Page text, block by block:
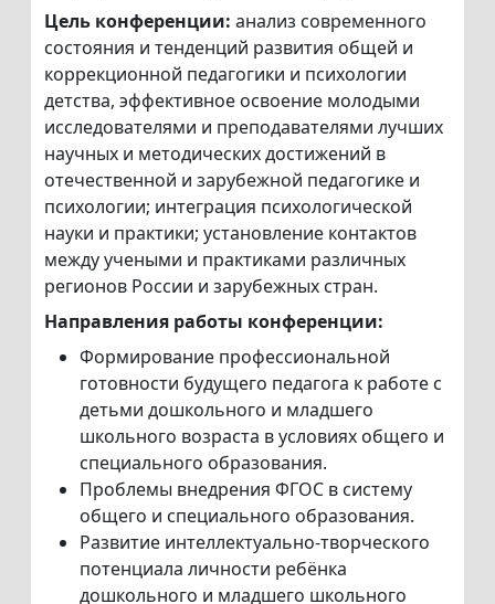
Цель конференции: анализ современного
состояния и тенденций развития общей и
коррекционной педагогики и психологии
детства, эффективное освоение молодыми
исследователями и преподавателями лучших
научных и методических достижений в
отечественной и зарубежной педагогике и
психологии; интеграция психологической
науки и практики; установление контактов
между учеными и практиками различных
регионов России и зарубежных стран.
Направления работы конференции:
Формирование профессиональной
готовности будущего педагога к работе с
детьми дошкольного и младшего
школьного возраста в условиях общего и
специального образования.
Проблемы внедрения ФГОС в систему
общего и специального образования.
Развитие интеллектуально-творческого
потенциала личности ребёнка
дошкольного и младшего школьного